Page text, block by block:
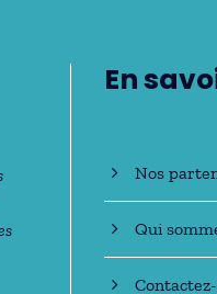
En
Nos
Qui